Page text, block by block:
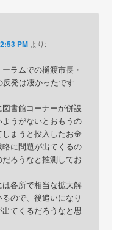
PM より:
ラムでの樋渡市長・
発は凄かったです
書館コーナーが併設
うがないとおもうの
まうと投入したお金
に問題が出てくるの
ろうなと推測してお
各所で相当な拡大解
ので、後追いになり
てくるだろうなと思